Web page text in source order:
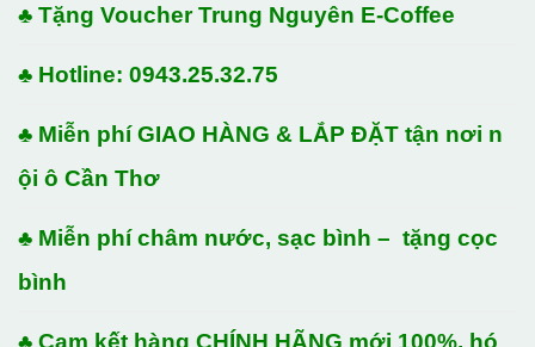
♣ Tặng Voucher Trung Nguyên E-Coffee
♣ Hotline: 0943.25.32.75
♣ Miễn phí GIAO HÀNG & LẮP ĐẶT tận nơi n
ội ô Cần Thơ
♣ Miễn phí châm nước, sạc bình – tặng cọc
bình
♣ Cam kết hàng CHÍNH HÃNG mới 100%, hó